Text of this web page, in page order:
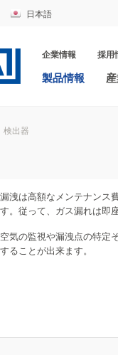
日本語
企業情報 採用
製品情報
検出器
洩は高額なメンテナンス
。従って、ガス漏れは
気の監視や漏洩点の特定
ることが出来ます。